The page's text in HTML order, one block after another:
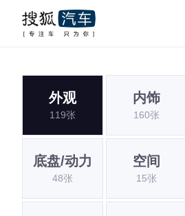
外观
119张
内饰
160张
底盘/动力
48张
空间
15张